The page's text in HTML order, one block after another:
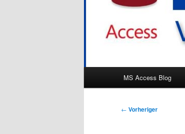
MS Access Blog
Beitragsnavigation
← Vorheriger